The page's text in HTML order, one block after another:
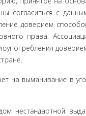
согласиться с
дове­рием
пра­ва.
на выманивание в
нестандартной